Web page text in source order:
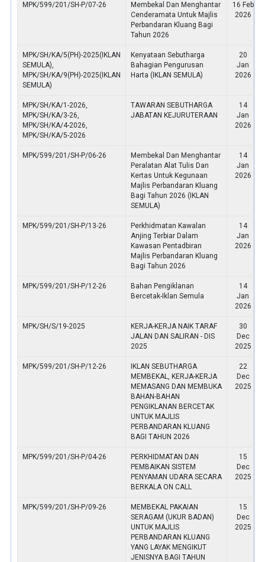
MPK/599/201/SH-P/07-26
Membekal Dan Menghantar
Cenderamata Untuk Majlis
Perbandaran Kluang Bagi
Tahun 2026
16 Feb
2026
MPK/SH/KA/5(PH)-2025(IKLAN
SEMULA),
MPK/SH/KA/9(PH)-2025(IKLAN
SEMULA)
Kenyataan Sebutharga
Bahagian Pengurusan
Harta (IKLAN SEMULA)
20
Jan
2026
MPK/SH/KA/1-2026,
MPK/SH/KA/3-26,
MPK/SH/KA/4-2026,
MPK/SH/KA/5-2026
TAWARAN SEBUTHARGA
JABATAN KEJURUTERAAN
14
Jan
2026
MPK/599/201/SH-P/06-26
Membekal Dan Menghantar
Peralatan Alat Tulis Dan
Kertas Untuk Kegunaan
Majlis Perbandaran Kluang
Bagi Tahun 2026 (IKLAN
SEMULA)
14
Jan
2026
MPK/599/201/SH-P/13-26
Perkhidmatan Kawalan
Anjing Terbiar Dalam
Kawasan Pentadbiran
Majlis Perbandaran Kluang
Bagi Tahun 2026
14
Jan
2026
MPK/599/201/SH-P/12-26
Bahan Pengiklanan
Bercetak-Iklan Semula
14
Jan
2026
MPK/SH/S/19-2025
KERJA-KERJA NAIK TARAF
JALAN DAN SALIRAN - DIS
2025
30
Dec
2025
MPK/599/201/SH-P/12-26
IKLAN SEBUTHARGA
MEMBEKAL, KERJA-KERJA
MEMASANG DAN MEMBUKA
BAHAN-BAHAN
PENGIKLANAN BERCETAK
UNTUK MAJLIS
PERBANDARAN KLUANG
BAGI TAHUN 2026
22
Dec
2025
MPK/599/201/SH-P/04-26
PERKHIDMATAN DAN
PEMBAIKAN SISTEM
PENYAMAN UDARA SECARA
BERKALA ON CALL
15
Dec
2025
MPK/599/201/SH-P/09-26
MEMBEKAL PAKAIAN
SERAGAM (UKUR BADAN)
UNTUK MAJLIS
PERBANDARAN KLUANG
YANG LAYAK MENGIKUT
JENISNYA BAGI TAHUN
15
Dec
2025